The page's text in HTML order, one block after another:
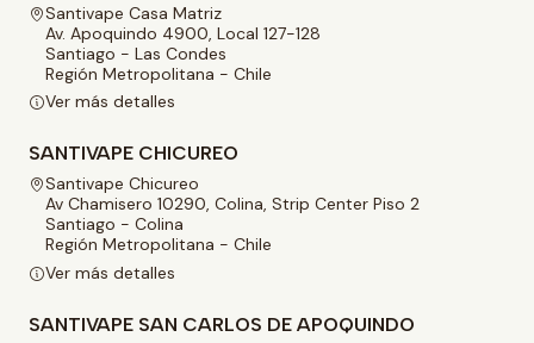
Santivape Casa Matriz
Av. Apoquindo 4900, Local 127-128
Santiago - Las Condes
Región Metropolitana - Chile
Ver más detalles
SANTIVAPE CHICUREO
Santivape Chicureo
Av Chamisero 10290, Colina, Strip Center Piso 2
Santiago - Colina
Región Metropolitana - Chile
Ver más detalles
SANTIVAPE SAN CARLOS DE APOQUINDO